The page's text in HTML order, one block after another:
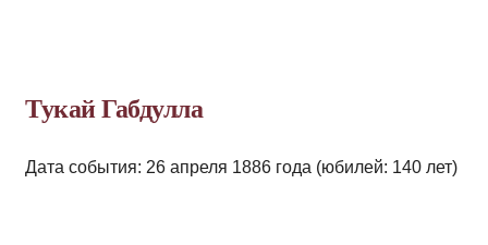
Тукай Габдулла
Дата события: 26 апреля 1886 года (юбилей: 140 лет)